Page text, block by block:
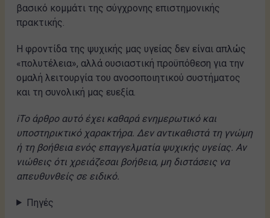
βασικό κομμάτι της σύγχρονης επιστημονικής
πρακτικής.
Η φροντίδα της ψυχικής μας υγείας δεν είναι απλώς
«πολυτέλεια», αλλά ουσιαστική προϋπόθεση για την
ομαλή λειτουργία του ανοσοποιητικού συστήματος
και τη συνολική μας ευεξία.
ℹ️Το άρθρο αυτό έχει καθαρά ενημερωτικό και
υποστηρικτικό χαρακτήρα. Δεν αντικαθιστά τη γνώμη
ή τη βοήθεια ενός επαγγελματία ψυχικής υγείας. Αν
νιώθεις ότι χρειάζεσαι βοήθεια, μη διστάσεις να
απευθυνθείς σε ειδικό.
Πηγές